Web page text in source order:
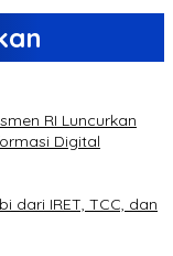
RI Luncurkan
Digital
dari IRET, TCC, dan